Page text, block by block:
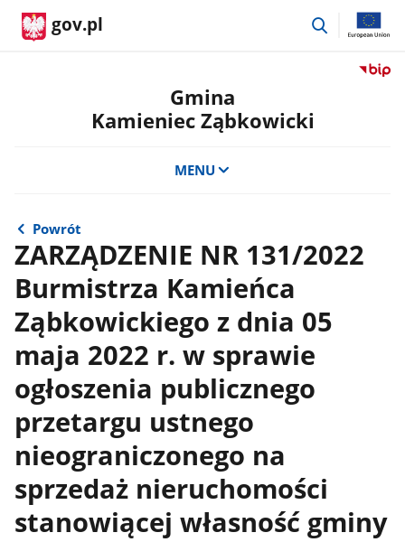
gov.pl
przejdź
Przejdź
Gmina
Kamieniec Ząbkowicki
MENU
Powrót
ZARZĄDZENIE NR 131/2022
Burmistrza Kamieńca
Ząbkowickiego z dnia 05
maja 2022 r. w sprawie
ogłoszenia publicznego
przetargu ustnego
nieograniczonego na
sprzedaż nieruchomości
stanowiącej własność gminy